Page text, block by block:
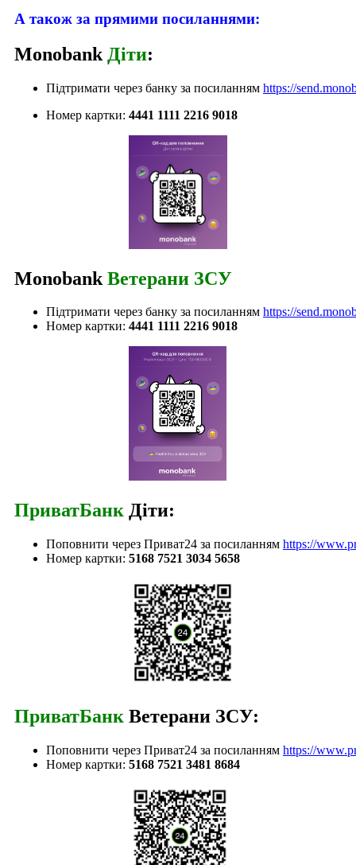
А також за прямими посиланнями:
Monobank Діти:
Підтримати через банку за посиланням https://
Номер картки: 4441 1111 2216 9018
Monobank Ветерани ЗСУ
Підтримати через банку за посиланням https://
Номер картки: 4441 1111 2216 9018
ПриватБанк Діти:
Поповнити через Приват24 за посиланням https://
Номер картки: 5168 7521 3034 5658
ПриватБанк Ветерани ЗСУ:
Поповнити через Приват24 за посиланням https://
Номер картки: 5168 7521 3481 8684